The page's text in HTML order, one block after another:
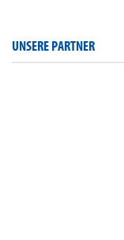
UNSERE PARTNER